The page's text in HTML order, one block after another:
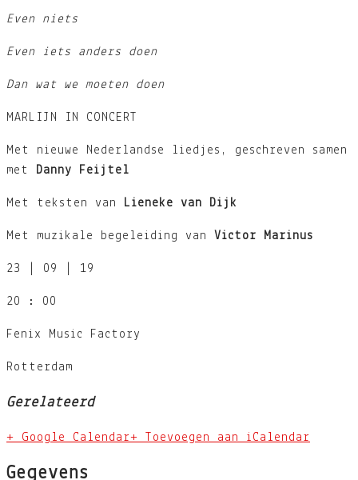
Even niets
Even iets anders doen
Dan wat we moeten doen
MARLIJN IN CONCERT
Met nieuwe Nederlandse liedjes, geschreven samen
met Danny Feijtel
Met teksten van Lieneke van Dijk
Met muzikale begeleiding van Victor Marinus
23 | 09 | 19
20 : 00
Fenix Music Factory
Rotterdam
Gerelateerd
+ Google Calendar+ Toevoegen aan iCalendar
Gegevens